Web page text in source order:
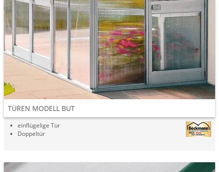
TÜREN MODELL BUT
einflügelige Tür
Doppeltür